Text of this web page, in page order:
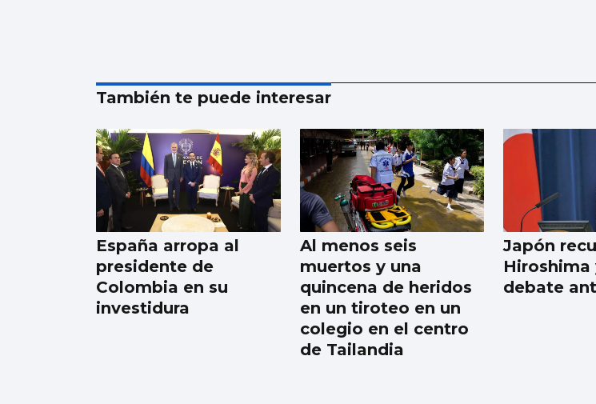
También te puede interesar
España arropa al
presidente de
Colombia en su
investidura
Al menos seis
muertos y una
quincena de heridos
en un tiroteo en un
colegio en el centro
de Tailandia
Japón
Hiroshima
debate